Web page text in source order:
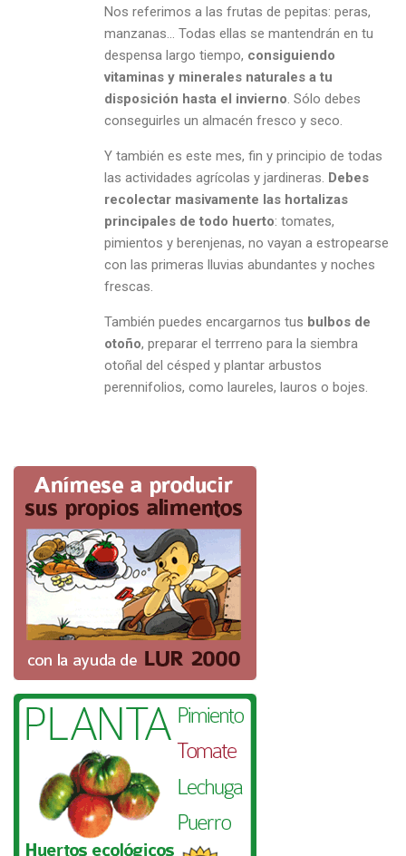
Nos referimos a las frutas de pepitas: peras,
manzanas… Todas ellas se mantendrán en tu
despensa largo tiempo, consiguiendo
vitaminas y minerales naturales a tu
disposición hasta el invierno. Sólo debes
conseguirles un almacén fresco y seco.
Y también es este mes, fin y principio de todas
las actividades agrícolas y jardineras. Debes
recolectar masivamente las hortalizas
principales de todo huerto: tomates,
pimientos y berenjenas, no vayan a estropearse
con las primeras lluvias abundantes y noches
frescas.
También puedes encargarnos tus bulbos de
otoño, preparar el terrreno para la siembra
otoñal del césped y plantar arbustos
perennifolios, como laureles, lauros o bojes.